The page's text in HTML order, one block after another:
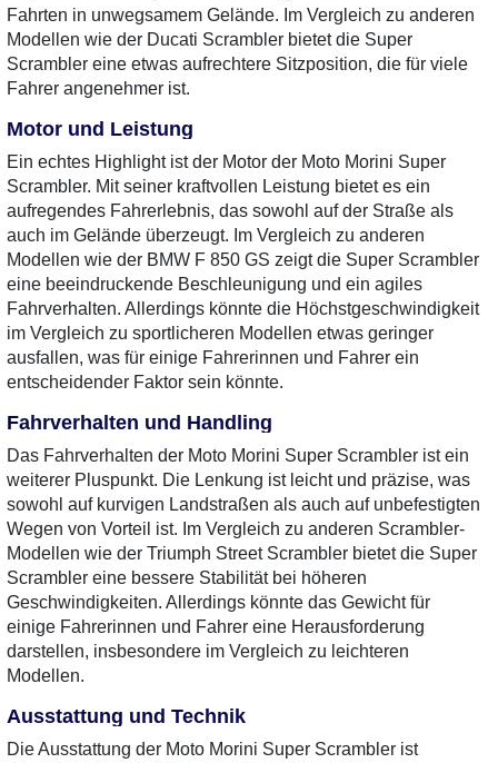
Fahrten in unwegsamem Gelände. Im Vergleich zu anderen
Modellen wie der Ducati Scrambler bietet die Super
Scrambler eine etwas aufrechtere Sitzposition, die für viele
Fahrer angenehmer ist.
Motor und Leistung
Ein echtes Highlight ist der Motor der Moto Morini Super
Scrambler. Mit seiner kraftvollen Leistung bietet es ein
aufregendes Fahrerlebnis, das sowohl auf der Straße als
auch im Gelände überzeugt. Im Vergleich zu anderen
Modellen wie der BMW F 850 GS zeigt die Super Scrambler
eine beeindruckende Beschleunigung und ein agiles
Fahrverhalten. Allerdings könnte die Höchstgeschwindigkeit
im Vergleich zu sportlicheren Modellen etwas geringer
ausfallen, was für einige Fahrerinnen und Fahrer ein
entscheidender Faktor sein könnte.
Fahrverhalten und Handling
Das Fahrverhalten der Moto Morini Super Scrambler ist ein
weiterer Pluspunkt. Die Lenkung ist leicht und präzise, was
sowohl auf kurvigen Landstraßen als auch auf unbefestigten
Wegen von Vorteil ist. Im Vergleich zu anderen Scrambler-
Modellen wie der Triumph Street Scrambler bietet die Super
Scrambler eine bessere Stabilität bei höheren
Geschwindigkeiten. Allerdings könnte das Gewicht für
einige Fahrerinnen und Fahrer eine Herausforderung
darstellen, insbesondere im Vergleich zu leichteren
Modellen.
Ausstattung und Technik
Die Ausstattung der Moto Morini Super Scrambler ist